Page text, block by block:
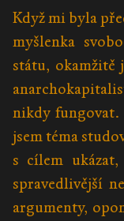
Když mi byla
myšlenka
státu, okamžitě
nikdy fungovat.
jsem téma
s cílem
spravedlivější
argumenty,